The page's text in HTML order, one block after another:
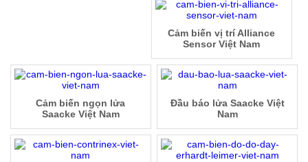
Cảm biến vị trí Alliance
Sensor Việt Nam
Đầu báo lửa Saacke Việt
Nam
Cảm biến ngọn lửa
Saacke Việt Nam